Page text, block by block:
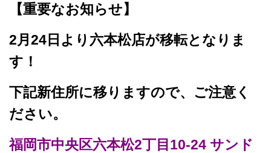
【重要なお知らせ】
2月24日より六本松店が移転となりま
す！
下記新住所に移りますので、ご注意く
ださい。
福岡市中央区六本松2丁目10-24 サンド